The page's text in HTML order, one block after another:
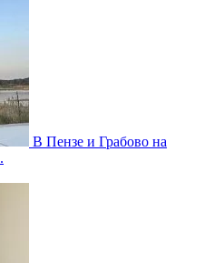
В Пензе и Грабово на